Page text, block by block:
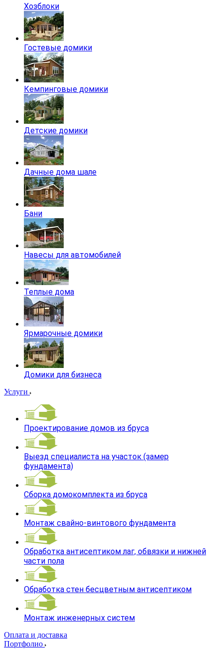
Хозблоки
Гостевые домики
Кемпинговые домики
Детские домики
Дачные дома шале
Бани
Навесы для автомобилей
Теплые дома
Ярмарочные домики
Домики для бизнеса
Услуги
Проектирование домов из бруса
Выезд специалиста на участок (замер
фундамента)
Сборка домокомплекта из бруса
Монтаж свайно-винтового фундамента
Обработка антисептиком лаг, обвязки и нижней
части пола
Обработка стен бесцветным антисептиком
Монтаж инженерных систем
Оплата и доставка
Портфолио